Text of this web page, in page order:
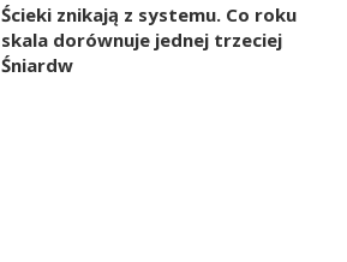
Ścieki znikają z systemu. Co roku
skala dorównuje jednej trzeciej
Śniardw